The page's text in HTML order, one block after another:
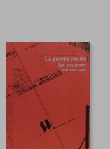
40%
dcto.